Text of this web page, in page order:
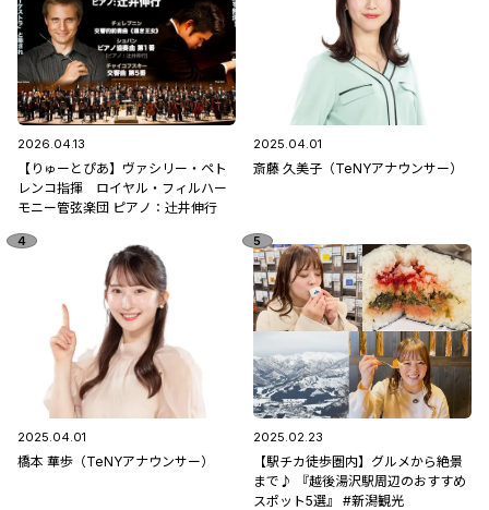
2026.04.13
【りゅーとぴあ】ヴァシリー・ペト
レンコ指揮 ロイヤル・フィルハー
モニー管弦楽団 ピアノ：辻󠄀井伸行
2025.04.01
斎藤 久美子（TeNYアナウンサー）
2025.04.01
橋本 華歩（TeNYアナウンサー）
2025.02.23
【駅チカ徒歩圏内】グルメから絶景
まで♪ 『越後湯沢駅周辺のおすすめ
スポット5選』 #新潟観光